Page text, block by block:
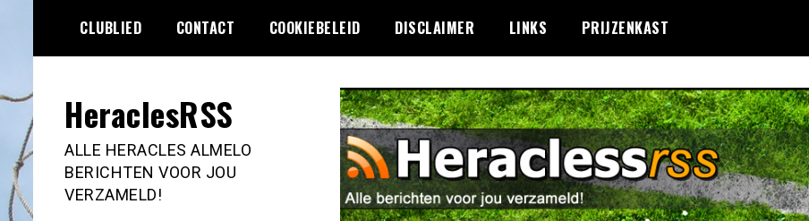
de
CLUBLIED CONTACT COOKIEBELEID DISCLAIMER LINKS PRIJZENKAST
HeraclesRSS
ALLE HERACLES ALMELO
BERICHTEN VOOR JOU
VERZAMELD!